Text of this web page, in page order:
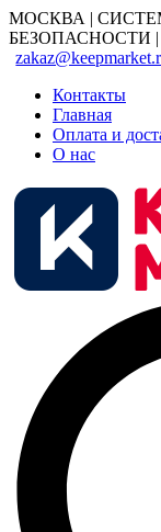
МОСКВА |
БЕЗОПАСНОСТИ |
Контакты
Главная
Оплата и
О нас